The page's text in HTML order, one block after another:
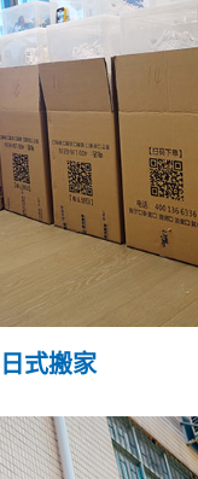
日式搬家